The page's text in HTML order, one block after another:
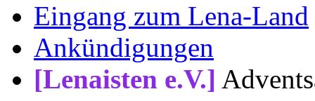
Eingang zum Lena-Land
Ankündigungen
[Lenaisten e.V.]